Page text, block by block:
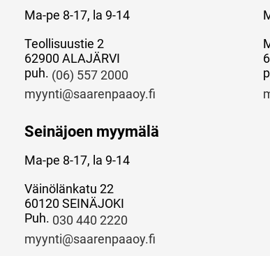
Ma-pe 8-17, la 9-14
Teollisuustie 2
62900 ALAJÄRVI
puh. (06) 557 2000
myynti@saarenpaaoy.fi
Seinäjoen myymälä
Ma-pe 8-17, la 9-14
Väinölänkatu 22
60120 SEINÄJOKI
Puh. 030 440 2220
myynti@saarenpaaoy.fi